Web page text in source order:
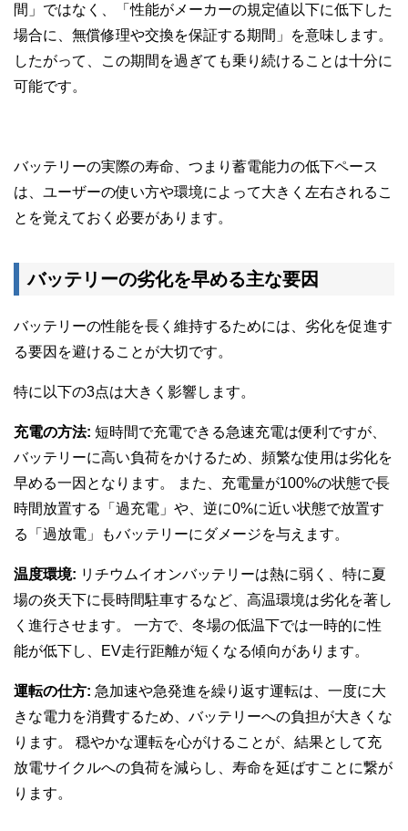
間」ではなく、「性能がメーカーの規定値以下に低下した
場合に、無償修理や交換を保証する期間」を意味します。
したがって、この期間を過ぎても乗り続けることは十分に
可能です。
バッテリーの実際の寿命、つまり蓄電能力の低下ペース
は、ユーザーの使い方や環境によって大きく左右されるこ
とを覚えておく必要があります。
バッテリーの劣化を早める主な要因
バッテリーの性能を長く維持するためには、劣化を促進す
る要因を避けることが大切です。
特に以下の3点は大きく影響します。
充電の方法: 短時間で充電できる急速充電は便利ですが、
バッテリーに高い負荷をかけるため、頻繁な使用は劣化を
早める一因となります。 また、充電量が100%の状態で長
時間放置する「過充電」や、逆に0%に近い状態で放置す
る「過放電」もバッテリーにダメージを与えます。
温度環境: リチウムイオンバッテリーは熱に弱く、特に夏
場の炎天下に長時間駐車するなど、高温環境は劣化を著し
く進行させます。 一方で、冬場の低温下では一時的に性
能が低下し、EV走行距離が短くなる傾向があります。
運転の仕方: 急加速や急発進を繰り返す運転は、一度に大
きな電力を消費するため、バッテリーへの負担が大きくな
ります。 穏やかな運転を心がけることが、結果として充
放電サイクルへの負荷を減らし、寿命を延ばすことに繋が
ります。